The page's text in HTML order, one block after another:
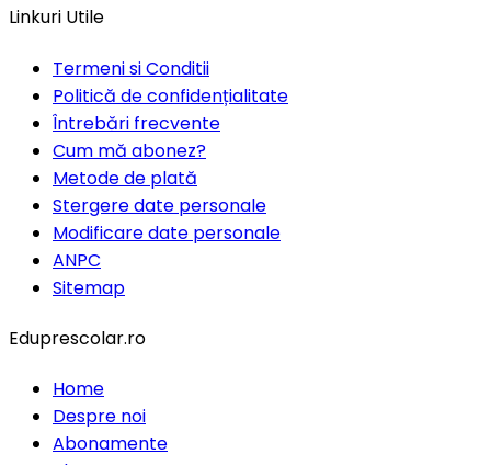
Linkuri Utile
Termeni si Conditii
Politică de confidențialitate
Întrebări frecvente
Cum mă abonez?
Metode de plată
Stergere date personale
Modificare date personale
ANPC
Sitemap
Eduprescolar.ro
Home
Despre noi
Abonamente